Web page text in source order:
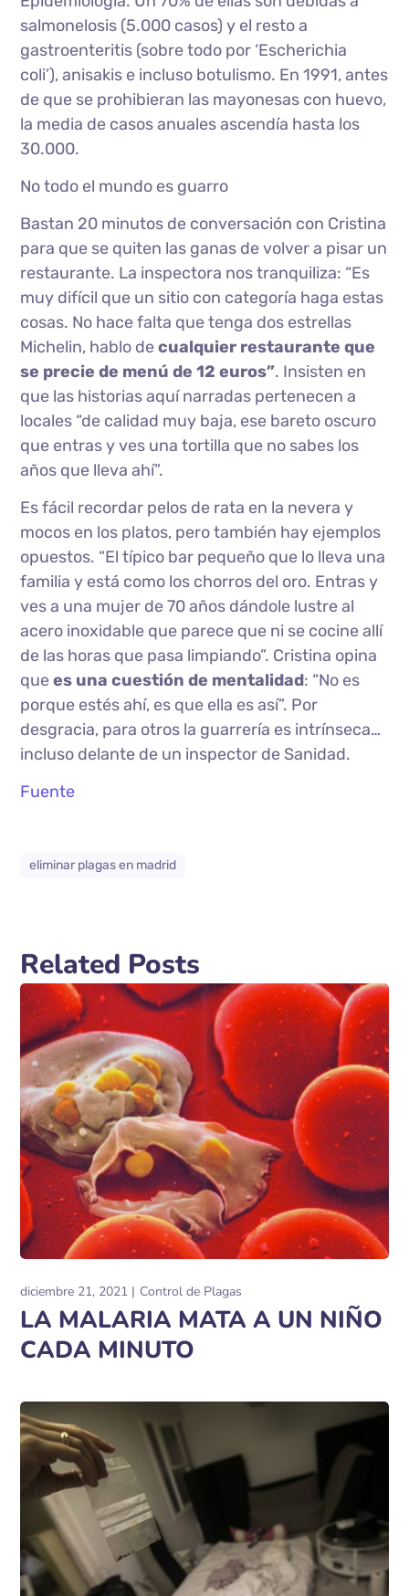
salmonelosis (5.000 casos) y el resto a
gastroenteritis (sobre todo por ‘Escherichia
coli’), anisakis e incluso botulismo. En 1991, antes
de que se prohibieran las mayonesas con huevo,
la media de casos anuales ascendía hasta los
30.000.
No todo el mundo es guarro
Bastan 20 minutos de conversación con Cristina
para que se quiten las ganas de volver a pisar un
restaurante. La inspectora nos tranquiliza: “Es
muy difícil que un sitio con categoría haga estas
cosas. No hace falta que tenga dos estrellas
Michelin, hablo decualquier restaurante que
se precie de menú de 12 euros”. Insisten en
que las historias aquí narradas pertenecen a
locales “de calidad muy baja, ese bareto oscuro
que entras y ves una tortilla que no sabes los
años que lleva ahí”.
Es fácil recordar pelos de rata en la nevera y
mocos en los platos, pero también hay ejemplos
opuestos. “El típico bar pequeño que lo lleva una
familia y está como los chorros del oro. Entras y
ves a una mujer de 70 años dándole lustre al
acero inoxidable que parece que ni se cocine allí
de las horas que pasa limpiando”. Cristina opina
quees una cuestión de mentalidad: “No es
porque estés ahí, es que ella es así”. Por
desgracia, para otros la guarrería es intrínseca…
incluso delante de un inspector de Sanidad.
Fuente
eliminar plagas en madrid
Related Posts
diciembre 21, 2021 Control de Plagas
LA MALARIA MATA A UN NIÑO
CADA MINUTO